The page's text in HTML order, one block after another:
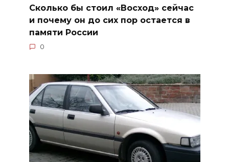
Сколько бы стоил «Восход» сейчас
и почему он до сих пор остается в
памяти России
0